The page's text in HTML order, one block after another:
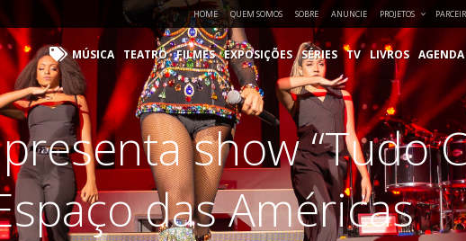
HOME QUEM SOMOS SOBRE ANUNCIE PROJETOS
MÚSICA TEATRO FILMES EXPOSIÇÕES SÉRIES TV LIVROS
show “Tudo
das Américas